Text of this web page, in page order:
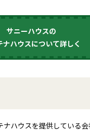
サニーハウスの
ナハウスについて詳しく
ハウスを提供している